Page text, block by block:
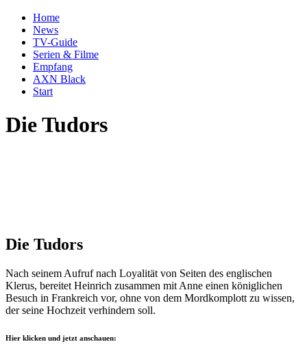
Home
News
TV-Guide
Serien & Filme
Empfang
AXN Black
Start
Die Tudors
Die Tudors
Nach seinem Aufruf nach Loyalität von Seiten des englischen
Klerus, bereitet Heinrich zusammen mit Anne einen königlichen
Besuch in Frankreich vor, ohne von dem Mordkomplott zu wissen,
der seine Hochzeit verhindern soll.
Hier klicken und jetzt anschauen: